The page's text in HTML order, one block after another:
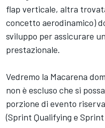
flap verticale, altra
concetto aerodinamico)
sviluppo per assicurare
prestazionale.
Vedremo la Macarena
non è escluso che si
porzione di evento
(Sprint Qualifying e